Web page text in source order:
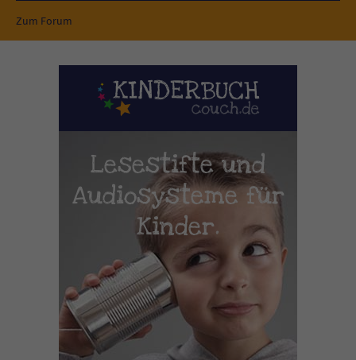
Zum Forum
Lesestifte und
Audiosysteme für
Kinder.